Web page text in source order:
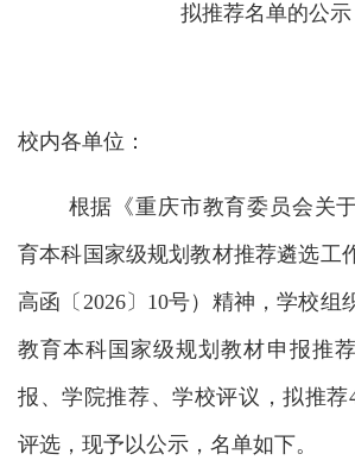
拟推荐名单的公示
校内各单位：
根据《重庆市教育委员会关
育本科国家级规划教材推荐遴选工
高函〔2026〕 10号）精神，学校组
教育本科国家级规划教材申报推
报、学院推荐、学校评议，拟推荐
评选 ，现予以公示， 名单如下。